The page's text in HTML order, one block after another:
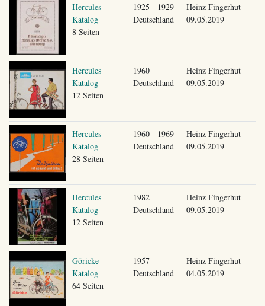
Hercules
Katalog
8 Seiten
1925 - 1929
Deutschland
Heinz Fingerhut
09.05.2019
Hercules
Katalog
12 Seiten
1960
Deutschland
Heinz Fingerhut
09.05.2019
Hercules
Katalog
28 Seiten
1960 - 1969
Deutschland
Heinz Fingerhut
09.05.2019
Hercules
Katalog
12 Seiten
1982
Deutschland
Heinz Fingerhut
09.05.2019
Göricke
Katalog
64 Seiten
1957
Deutschland
Heinz Fingerhut
04.05.2019